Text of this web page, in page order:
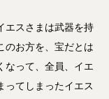
エスさまは武器を持
のお方を、宝だとは
なって、全員、イエ
ってしまったイエス